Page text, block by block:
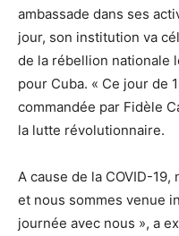
ambassade dans ses
jour, son institution va
de la rébellion nationale
pour Cuba. « Ce jour de
commandée par Fidèle
la lutte révolutionnaire.
A cause de la COVID-
et nous sommes venue
journée avec nous », a